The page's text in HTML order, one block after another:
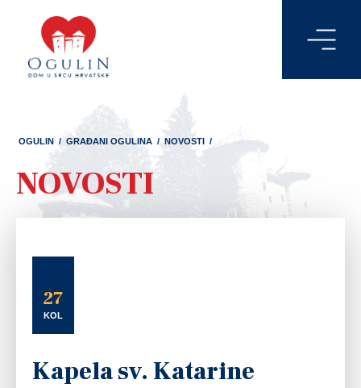
OGULIN / GRAĐANI OGULINA / NOVOSTI /
NOVOSTI
27
KOL
Kapela sv. Katarine